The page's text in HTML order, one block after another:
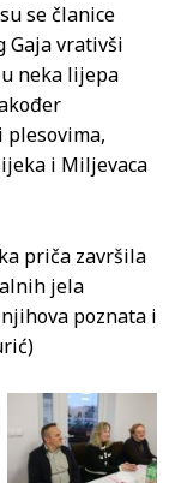
se članice
Gaja vrativši
neka lijepa
i Miljevaca
priča završila
jela
poznata i